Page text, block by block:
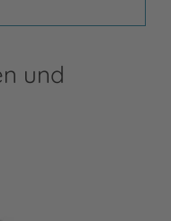
und